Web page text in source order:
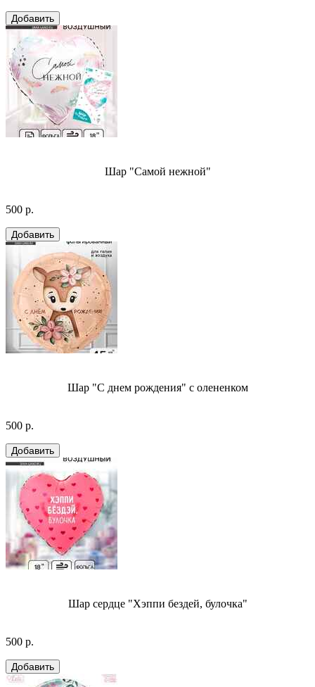
Шар "Самой нежной"
500 р.
Шар "С днем рождения" с олененком
500 р.
Шар сердце "Хэппи бездей, булочка"
500 р.